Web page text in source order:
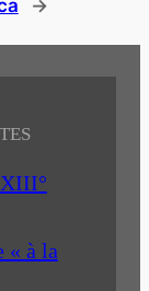
→
« à la